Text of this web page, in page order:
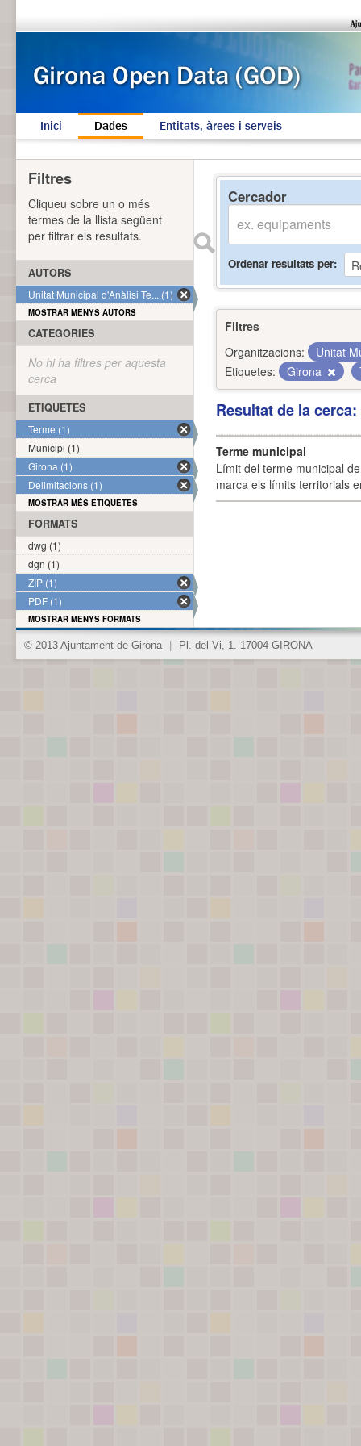
Inici Dades Entitats, àrees i serveis
Cercador
Ordenar resultats per
Filtres
Organitzacions:
Unitat
Etiquetes:
Girona
Resultat de la
Terme municipal
Límit del terme municipal
marca els límits territorials
Filtres
Cliqueu sobre un o més
termes de la llista següent
per filtrar els resultats.
AUTORS
Unitat Municipal d'Anàlisi Te... (1)
MOSTRAR MENYS AUTORS
CATEGORIES
No hi ha filtres per aquesta
cerca
ETIQUETES
Terme (1)
Municipi (1)
Girona (1)
Delimitacions (1)
MOSTRAR MÉS ETIQUETES
FORMATS
dwg (1)
dgn (1)
ZIP (1)
PDF (1)
MOSTRAR MENYS FORMATS
© 2013 Ajuntament de Girona Pl. del Vi, 1. 17004 GIRONA